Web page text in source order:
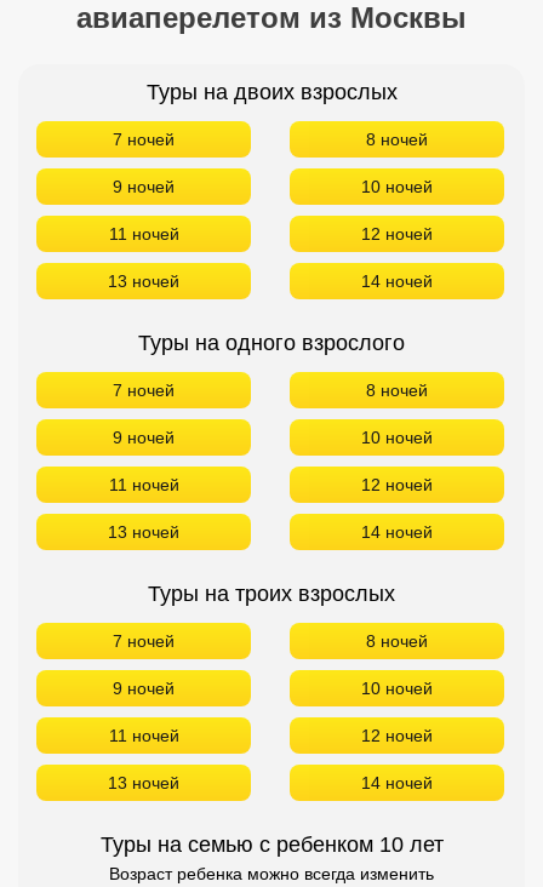
авиаперелетом из Москвы
Туры на двоих взрослых
7 ночей 8 ночей
9 ночей 10 ночей
11 ночей 12 ночей
13 ночей 14 ночей
Туры на одного взрослого
7 ночей 8 ночей
9 ночей 10 ночей
11 ночей 12 ночей
13 ночей 14 ночей
Туры на троих взрослых
7 ночей 8 ночей
9 ночей 10 ночей
11 ночей 12 ночей
13 ночей 14 ночей
Туры на семью с ребенком 10 лет
Возраст ребенка можно всегда изменить